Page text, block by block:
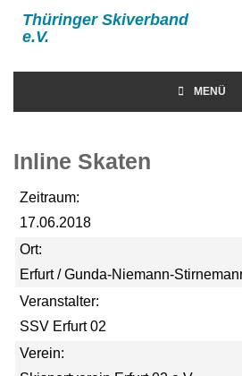
Thüringer Skiverband
e.V.
MENÜ
Inline Skaten
Zeitraum:
17.06.2018
Ort:
Erfurt / Gunda-Niemann-
Veranstalter:
SSV Erfurt 02
Verein: